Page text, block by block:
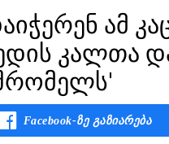
ამ
კალთა
Facebook-Ზე Გაზიარება